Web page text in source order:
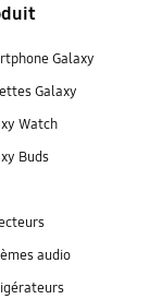
Galaxy
Galaxy
Watch
Buds
audio